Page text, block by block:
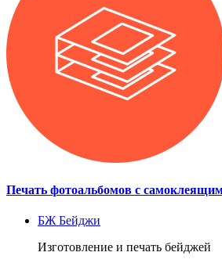
Печать фотоальбомов с
БЖ Бейджи
Изготовление и печать бейджей